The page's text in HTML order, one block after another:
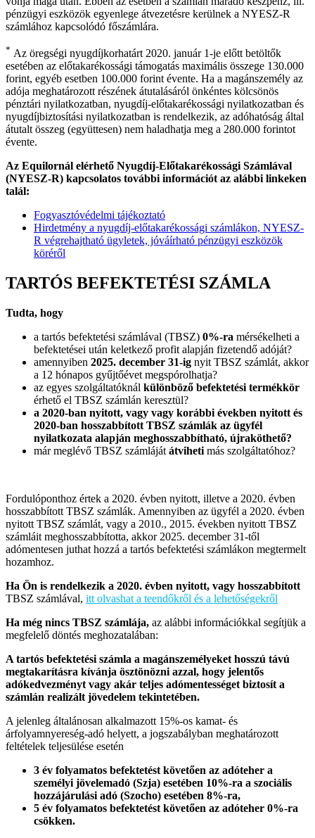
pénzügyi eszközök egyenlege átvezetésre kerülnek a NYESZ-R
számlához kapcsolódó főszámlára.
* Az öregségi nyugdíjkorhatárt 2020. január 1-je előtt betöltők
esetében az előtakarékossági támogatás maximális összege 130.000
forint, egyéb esetben 100.000 forint évente. Ha a magánszemély az
adója meghatározott részének átutalásáról önkéntes kölcsönös
pénztári nyilatkozatban, nyugdíj-előtakarékossági nyilatkozatban és
nyugdíjbiztosítási nyilatkozatban is rendelkezik, az adóhatóság által
átutalt összeg (együttesen) nem haladhatja meg a 280.000 forintot
évente.
Az Equilornál elérhető Nyugdíj-Előtakarékossági Számlával
(NYESZ-R) kapcsolatos további információt az alábbi linkeken
talál:
Fogyasztóvédelmi tájékoztató
Hirdetmény a nyugdíj-előtakarékossági számlákon, NYESZ-
R végrehajtható ügyletek, jóváírható pénzügyi eszközök
köréről
TARTÓS BEFEKTETÉSI SZÁMLA
Tudta, hogy
a tartós befektetési számlával (TBSZ) 0%-ra mérsékelheti a
befektetései után keletkező profit alapján fizetendő adóját?
amennyiben 2025. december 31-ig nyit TBSZ számlát, akkor
a 12 hónapos gyűjtőévet megspórolhatja?
az egyes szolgáltatóknál különböző befektetési termékkör
érhető el TBSZ számlán keresztül?
a 2020-ban nyitott, vagy vagy korábbi években nyitott és
2020-ban hosszabbított TBSZ számlák az ügyfél
nyilatkozata alapján meghosszabbítható, újraköthető?
már meglévő TBSZ számláját átviheti más szolgáltatóhoz?
Fordulóponthoz értek a 2020. évben nyitott, illetve a 2020. évben
hosszabbított TBSZ számlák. Amennyiben az ügyfél a 2020. évben
nyitott TBSZ számlát, vagy a 2010., 2015. években nyitott TBSZ
számláit meghosszabbította, akkor 2025. december 31-től
adómentesen juthat hozzá a tartós befektetési számlákon megtermelt
hozamhoz.
Ha Ön is rendelkezik a 2020. évben nyitott, vagy hosszabbított
TBSZ számlával, itt olvashat a teendőkről és a lehetőségekről
Ha még nincs TBSZ számlája, az alábbi információkkal segítjük a
megfelelő döntés meghozatalában:
A tartós befektetési számla a magánszemélyeket hosszú távú
megtakarításra kívánja ösztönözni azzal, hogy jelentős
adókedvezményt vagy akár teljes adómentességet biztosít a
számlán realizált jövedelem tekintetében.
A jelenleg általánosan alkalmazott 15%-os kamat- és
árfolyamnyereség-adó helyett, a jogszabályban meghatározott
feltételek teljesülése esetén
3 év folyamatos befektetést követően az adóteher a
személyi jövelemadó (Szja) esetében 10%-ra a szociális
hozzájárulási adó (Szocho) esetében 8%-ra,
5 év folyamatos befektetést követően az adóteher 0%-ra
csökken.